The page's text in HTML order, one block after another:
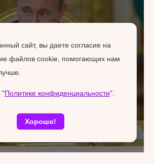
сайт, вы даете согласие на
файлов cookie, помогающих нам
"Политике конфиденциальности".
Хорошо!